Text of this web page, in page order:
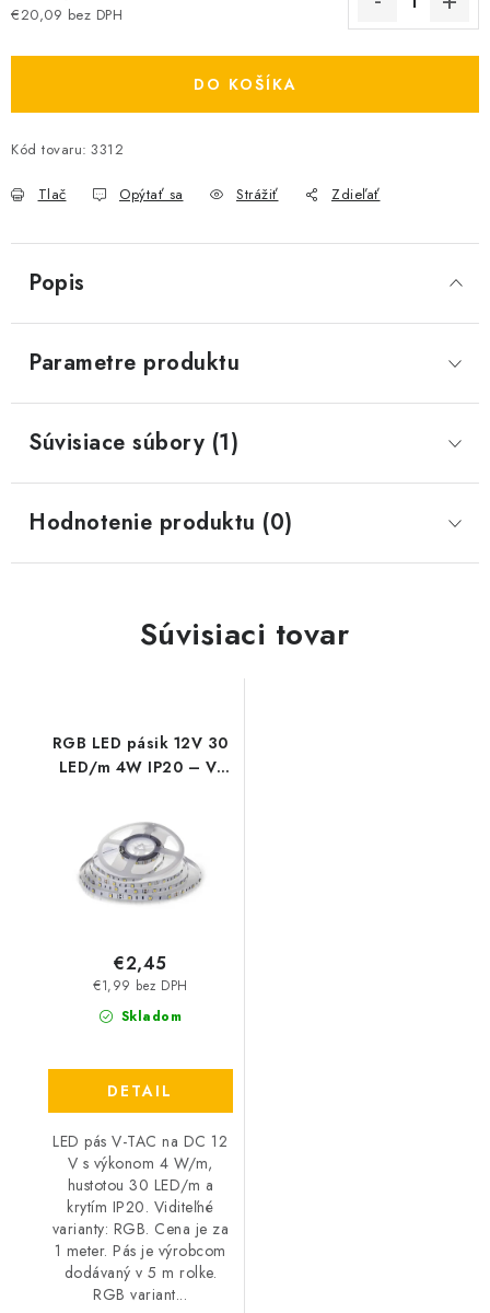
€20,09 bez DPH
DO KOŠÍKA
Kód tovaru: 3312
Tlač Opýtať sa Strážiť Zdieľať
Popis
Parametre produktu
Súvisiace súbory (1)
Hodnotenie produktu (0)
Súvisiaci tovar
RGB LED pásik 12V 30
LED/m 4W IP20 – V-
Skladom
€1,99 bez DPH
€2,45
DETAIL
LED pás V-TAC na DC 12
V s výkonom 4 W/m,
hustotou 30 LED/m a
krytím IP20. Viditeľné
varianty: RGB. Cena je za
1 meter. Pás je výrobcom
dodávaný v 5 m rolke.
RGB variant...